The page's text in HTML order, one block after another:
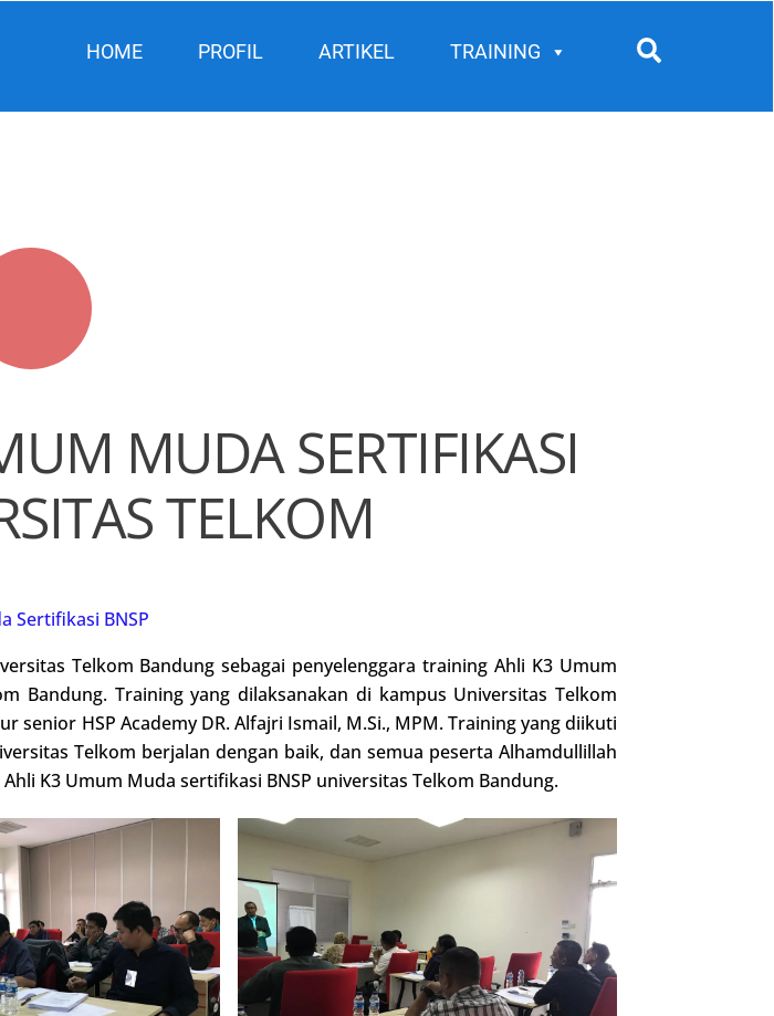
HOME PROFIL ARTIKEL TRAINING
MUDA SERTIFIKASI
TELKOM
Sertifikasi BNSP
Telkom Bandung sebagai penyelenggara training Ahli K3 Umum
Bandung. Training yang dilaksanakan di kampus Universitas Telkom
HSP Academy DR. Alfajri Ismail, M.Si., MPM. Training yang diikuti
Telkom berjalan dengan baik, dan semua peserta Alhamdullillah
K3 Umum Muda sertifikasi BNSP universitas Telkom Bandung.